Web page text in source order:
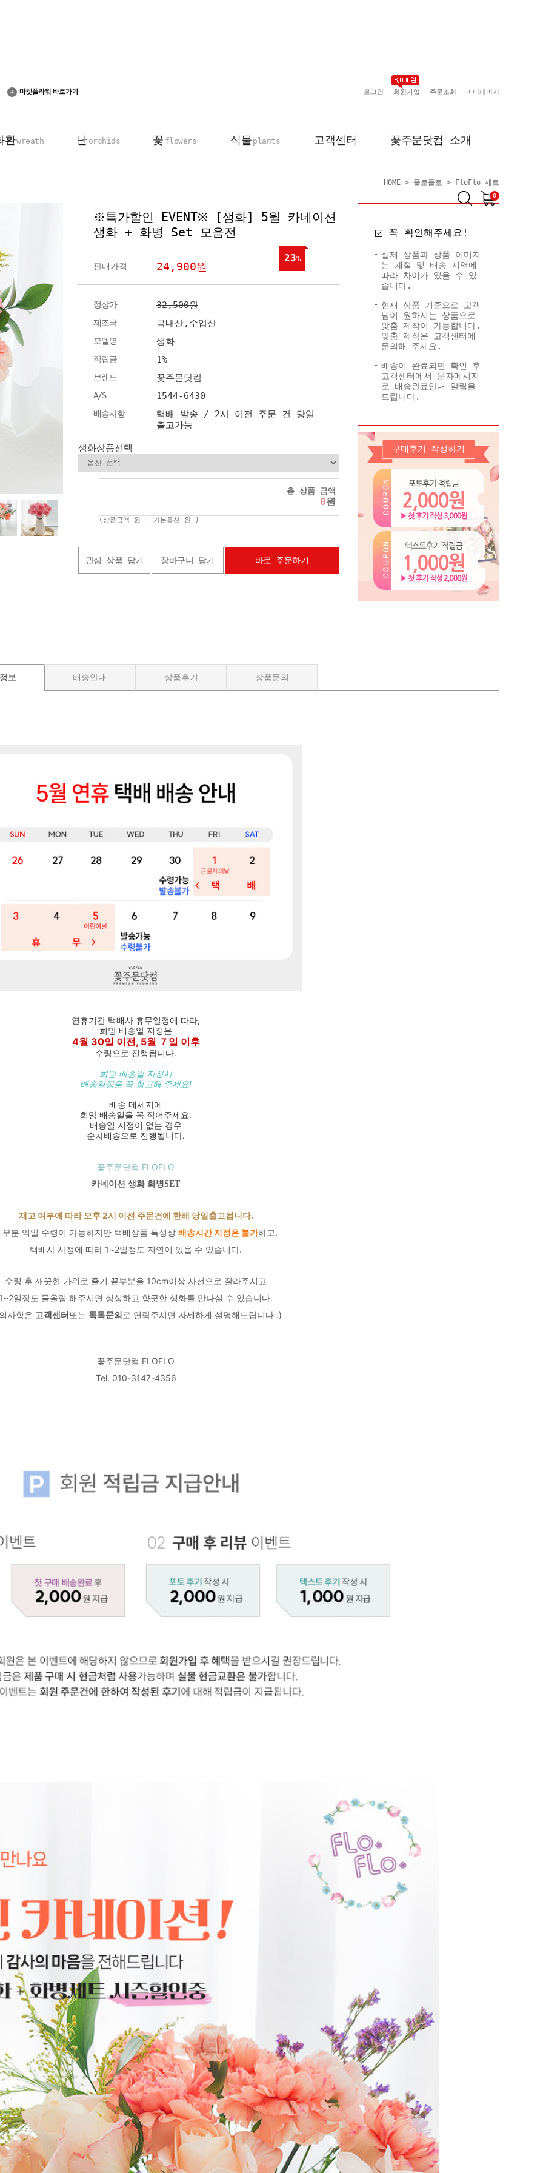
로그인 회원가입 주문조회 마이페이지
환wreath 난 orchids 꽃 flowers 식물 plants 고객센터 꽃주문닷컴 소개
0
업회원전용
동양란
서양란
꽃다발
꽃바구니
장미100송이
탁상용 화분
관엽 식물
공지사항
배송사진
회사 연혁
플로플로소개
회원사 현황
콜롬비아현황
HOME > 플로플로 > FloFlo 세트
꼭 확인해주세요!
실제 상품과 상품 이미지
는 계절 및 배송 지역에
따라 차이가 있을 수 있
습니다.
현재 상품 기준으로 고객
님이 원하시는 상품으로
맞춤 제작이 가능합니다.
맞춤 제작은 고객센터에
문의해 주세요.
배송이 완료되면 확인 후
고객센터에서 문자메시지
로 배송완료안내 알림을
드립니다.
구매후기 작성하기
※특가할인 EVENT※ [생화] 5월 카네이션
생화 + 화병 Set 모음전
판매가격 24,900원
23%
정상가 32,500원
제조국 국내산,수입산
모델명 생화
적립금 1%
브랜드 꽃주문닷컴
A/S 1544-6430
배송사항
택배 발송 / 2시 이전 주문 건 당일
출고가능
생화상품선택
총 상품 금액
0원
(상품금액 원 + 기본옵션 원 )
관심 상품 담기 장바구니 담기 바로 주문하기
보 배송안내 상품후기 상품문의
연휴기간 택배사 휴무일정에 따라,
희망 배송일 지정은
4월 30일 이전, 5월 ７일 이후
수령으로 진행됩니다.
희망 배송일 지정시
배송일정을 꼭 참고해 주세요!
배송 메세지에
희망 배송일을 꼭 적어주세요.
배송일 지정이 없는 경우
순차배송으로 진행됩니다.
꽃주문닷컴 FLOFLO
카네이션 생화 화병SET
재고 여부에 따라 오후 2시 이전 주문건에 한해 당일출고됩니다.
부분 익일 수령이 가능하지만 택배상품 특성상 배송시간 지정은 불가하고,
택배사 사정에 따라 1~2일정도 지연이 있을 수 있습니다.
수령 후 깨끗한 가위로 줄기 끝부분을 10cm이상 사선으로 잘라주시고
일정도 물올림 해주시면 싱싱하고 향긋한 생화를 만나실 수 있습니다.
사항은 고객센터또는 톡톡문의로 연락주시면 자세하게 설명해드립니다 :)
꽃주문닷컴 FLOFLO
Tel. 010-3147-4356